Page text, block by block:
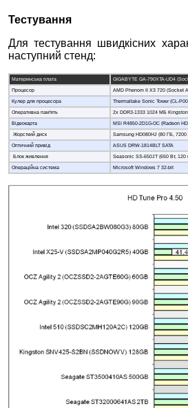
Тестування
Для тестування швидкісних
наступний стенд:
Материнська плата
GIGABYTE GA-790XTA-UD4
Процесор
AMD Phenom II X3 720 (Socket
Кулер для процесора
Thermaltake Sonic Tower (CL-
Оперативна пам'ять
2x DDR3-1333 1024 MБ
Відеокарта
MSI R4850-2D1G-OC (Radeon
Жорсткий диск
Samsung HD080HJ (80 ГБ,
Оптичний привід
ASUS DRW-1814BLT SATA
Блок живлення
Seasonic SS-650JT (650 Вт,
Операційна система
Microsoft Windows 7 32-bit